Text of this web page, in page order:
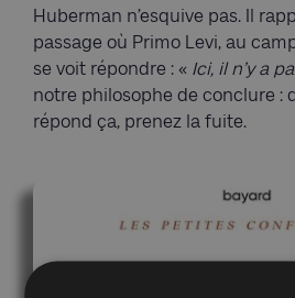
Huberman n’esquive pas. Il
passage où Primo Levi, au
se voit répondre : « Ici, il n’y a
notre philosophe de conclure :
répond ça, prenez la fuite.